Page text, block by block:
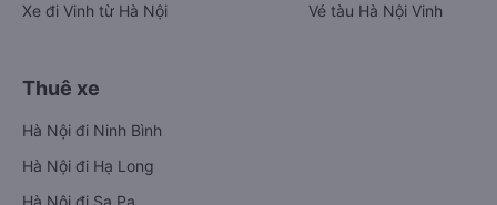
Xe đi Vinh từ Hà Nội
Vé tàu Hà Nội Vinh
Thuê xe
Hà Nội đi Ninh Bình
Hà Nội đi Hạ Long